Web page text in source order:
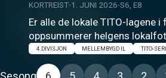
KORTREIST 1. JUNI 2026 S6, E8
Er alle de lokale TITO-lagene
oppsummerer helgens
4.DIVISJON MELLEMBYGD IL TITO-